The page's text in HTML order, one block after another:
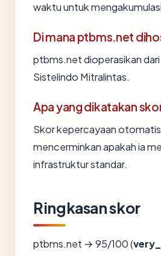
waktu untuk
Di mana ptbms.net
ptbms.net dioperasikan dari
Sistelindo Mitralintas.
Apa yang dikatakan
Skor kepercayaan
mencerminkan apakah ia
infrastruktur standar.
Ringkasan skor
ptbms.net → 95/100 (